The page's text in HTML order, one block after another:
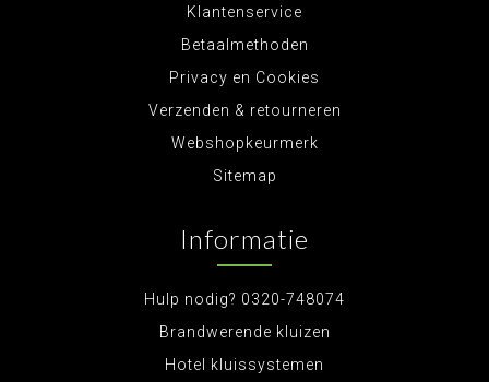
Klantenservice
Betaalmethoden
Privacy en Cookies
Verzenden & retourneren
Webshopkeurmerk
Sitemap
Informatie
Hulp nodig? 0320-748074
Brandwerende kluizen
Hotel kluissystemen